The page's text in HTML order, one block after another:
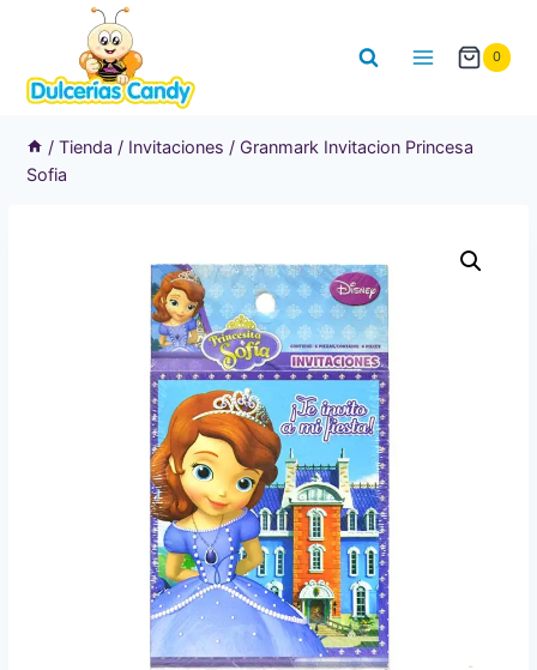
contenido
0
/ Tienda / Invitaciones / Granmark Invitacion Princesa
Sofia